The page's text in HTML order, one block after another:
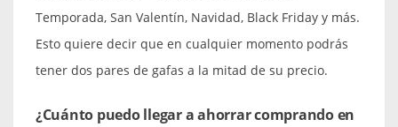
Temporada, San Valentín, Navidad, Black Friday y más.
Esto quiere decir que en cualquier momento podrás
tener dos pares de gafas a la mitad de su precio.
¿Cuánto puedo llegar a ahorrar comprando en